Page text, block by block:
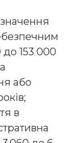
153 000
або
в